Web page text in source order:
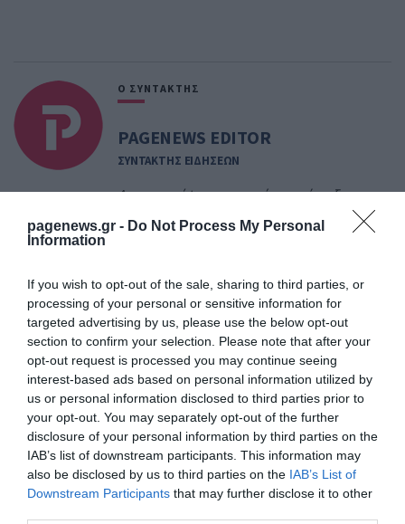
pagenews.gr - Do Not Process My Personal
Information
If you wish to opt-out of the sale, sharing to third parties, or
processing of your personal or sensitive information for
targeted advertising by us, please use the below opt-out
section to confirm your selection. Please note that after your
opt-out request is processed you may continue seeing
interest-based ads based on personal information utilized by
us or personal information disclosed to third parties prior to
your opt-out. You may separately opt-out of the further
disclosure of your personal information by third parties on the
IAB’s list of downstream participants. This information may
also be disclosed by us to third parties on the IAB’s List of
Downstream Participants that may further disclose it to other
Ο ΣΥΝΤΑΚΤΗΣ
PAGENEWS EDITOR
ΣΥΝΤΑΚΤΗΣ ΕΙΔΗΣΕΩΝ
Δημοσιογράφος με εμπειρία στη σύνταξη και
επιμέλεια ειδησεογραφικού περιεχομένου, με
έμφαση στη ροή της καθημερινής επικαιρότητας
Ασχολείται με πολιτικά, κοινωνικά, οικονομικά
και γενικού ενδιαφέροντος θέματα,
διασφαλίζοντας την έγκυρη και έγκαιρη
ενημέρωση του κοινού. Απόφοιτος Τμήματος
Δημοσιογραφίας και Μέσων Μαζικής
Επικοινωνίας, με εξειδίκευση στα ψηφιακά μέσα
ενημέρωσης και τη σύγχρονη ειδησεογραφία.
Διαθέτει εμπειρία στην συγγραφή online
περιεχομένου, τη διαχείριση ειδησεογραφικής
ύλης και την παρακολούθηση της επικαιρότητας
σε πραγματικό χρόνο.